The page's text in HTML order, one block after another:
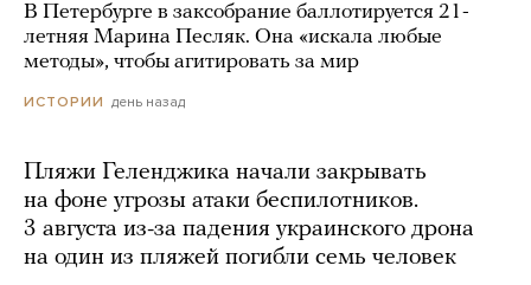
В Петербурге в заксобрание баллотируется 21-
летняя Марина Песляк. Она «искала любые
методы», чтобы агитировать за мир
ИСТОРИИ день назад
Пляжи Геленджика начали закрывать
на фоне угрозы атаки беспилотников.
3 августа из-за падения украинского дрона
на один из пляжей погибли семь человек